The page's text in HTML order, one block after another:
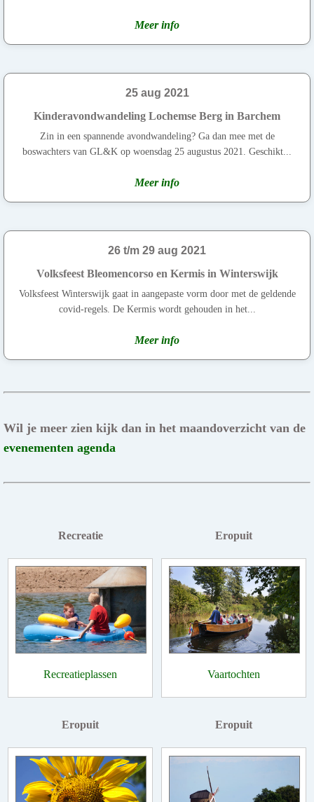
Meer info
25 aug 2021
Kinderavondwandeling Lochemse Berg in Barchem
Zin in een spannende avondwandeling? Ga dan mee met de
boswachters van GL&K op woensdag 25 augustus 2021. Geschikt...
Meer info
26 t/m 29 aug 2021
Volksfeest Bleomencorso en Kermis in Winterswijk
Volksfeest Winterswijk gaat in aangepaste vorm door met de geldende
covid-regels. De Kermis wordt gehouden in het...
Meer info
Wil je meer zien kijk dan in het maandoverzicht van de
evenementen agenda
Recreatie
Recreatieplassen
Eropuit
Vaartochten
Eropuit Eropuit